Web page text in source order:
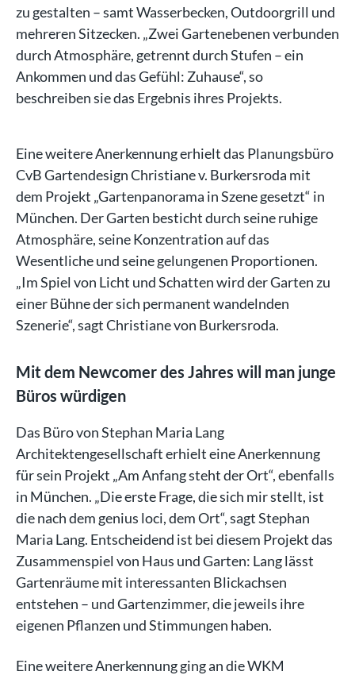
zu gestalten – samt Wasserbecken, Outdoorgrill und
mehreren Sitzecken. „Zwei Gartenebenen verbunden
durch Atmosphäre, getrennt durch Stufen – ein
Ankommen und das Gefühl: Zuhause“, so
beschreiben sie das Ergebnis ihres Projekts.
Eine weitere Anerkennung erhielt das Planungsbüro
CvB Gartendesign Christiane v. Burkersroda mit
dem Projekt „Gartenpanorama in Szene gesetzt“ in
München. Der Garten besticht durch seine ruhige
Atmosphäre, seine Konzentration auf das
Wesentliche und seine gelungenen Proportionen.
„Im Spiel von Licht und Schatten wird der Garten zu
einer Bühne der sich permanent wandelnden
Szenerie“, sagt Christiane von Burkersroda.
Mit dem Newcomer des Jahres will man junge
Büros würdigen
Das Büro von Stephan Maria Lang
Architektengesellschaft erhielt eine Anerkennung
für sein Projekt „Am Anfang steht der Ort“, ebenfalls
in München. „Die erste Frage, die sich mir stellt, ist
die nach dem genius loci, dem Ort“, sagt Stephan
Maria Lang. Entscheidend ist bei diesem Projekt das
Zusammenspiel von Haus und Garten: Lang lässt
Gartenräume mit interessanten Blickachsen
entstehen – und Gartenzimmer, die jeweils ihre
eigenen Pflanzen und Stimmungen haben.
Eine weitere Anerkennung ging an die WKM